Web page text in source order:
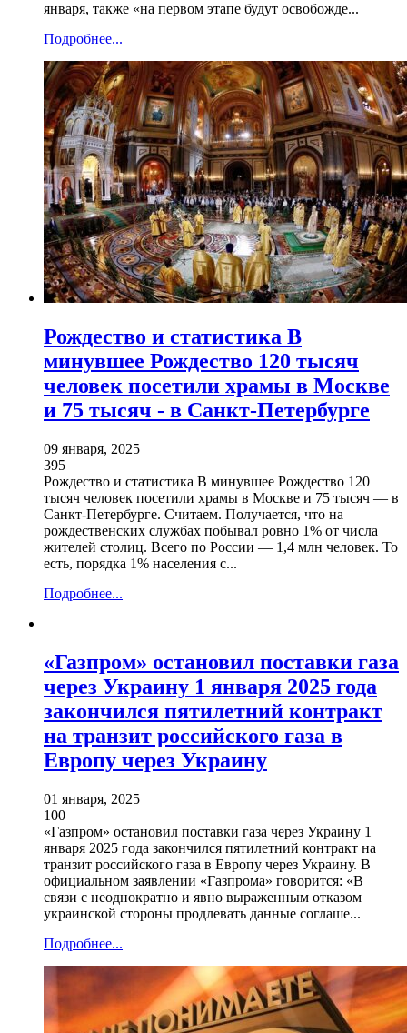
января, также «на первом этапе будут освобожде...
Подробнее...
Рождество и статистика В
минувшее Рождество 120 тысяч
человек посетили храмы в Москве
и 75 тысяч - в Санкт-Петербурге
09 января, 2025
395
Рождество и статистика В минувшее Рождество 120
тысяч человек посетили храмы в Москве и 75 тысяч — в
Санкт-Петербурге. Считаем. Получается, что на
рождественских службах побывал ровно 1% от числа
жителей столиц. Всего по России — 1,4 млн человек. То
есть, порядка 1% населения с...
Подробнее...
«Газпром» остановил поставки газа
через Украину 1 января 2025 года
закончился пятилетний контракт
на транзит российского газа в
Европу через Украину
01 января, 2025
100
«Газпром» остановил поставки газа через Украину 1
января 2025 года закончился пятилетний контракт на
транзит российского газа в Европу через Украину. В
официальном заявлении «Газпрома» говорится: «В
связи с неоднократно и явно выраженным отказом
украинской стороны продлевать данные соглаше...
Подробнее...